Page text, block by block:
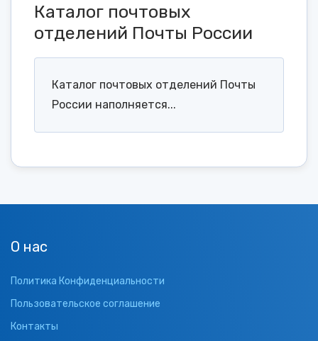
Каталог почтовых
отделений Почты России
Каталог почтовых отделений Почты
России наполняется...
О нас
Политика Конфиденциальности
Пользовательское соглашение
Контакты